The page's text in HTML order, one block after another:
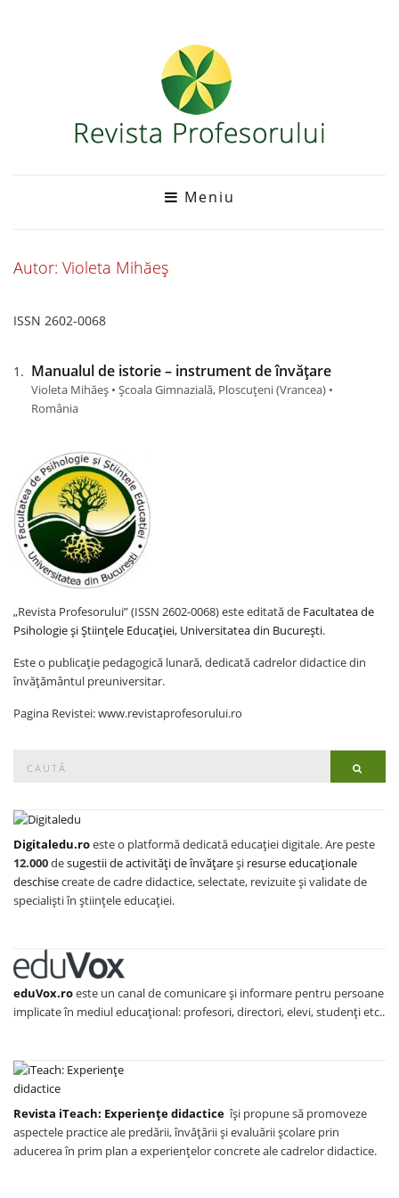
Meniu
Autor: Violeta Mihăeș
ISSN 2602-0068
Manualul de istorie – instrument de învățare
Violeta Mihăeș • Școala Gimnazială, Ploscuțeni (Vrancea) •
România
„Revista Profesorului” (ISSN 2602-0068) este editată de Facultatea de
Psihologie și Științele Educației, Universitatea din București.
Este o publicație pedagogică lunară, dedicată cadrelor didactice din
învățământul preuniversitar.
Pagina Revistei: www.revistaprofesorului.ro
for:
Digitaledu.roeste o platformă dedicată educației digitale. Are peste
12.000desugestii de activități de învățareși resurse educaționale
deschisecreate de cadre didactice, selectate, revizuite și validate de
specialiști în științele educației.
eduVox.roeste un canal de comunicare și informare pentru persoane
implicate în mediul educațional: profesori, directori, elevi, studenți etc..
Revista iTeach: Experienţe didactice îşi propune să promoveze
aspectele practice ale predării, învăţării şi evaluării şcolare prin
aducerea în prim plan a experienţelor concrete ale cadrelor didactice.